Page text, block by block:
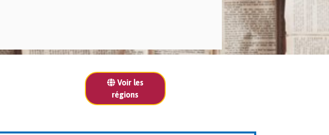
Voir les
régions